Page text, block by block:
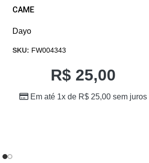
CAME
Dayo
SKU: FW004343
R$ 25,00
Em até 1x de R$ 25,00 sem juros